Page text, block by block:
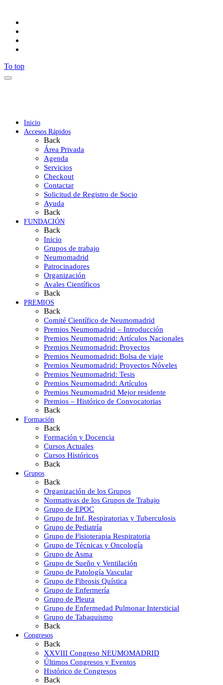
To top
Inicio
Accesos Rápidos
Back
Área Privada
Agenda
Servicios
Checkout
Contactar
Solicitud de Registro de Socio
Ayuda
Back
FUNDACIÓN
Back
Inicio
Grupos de trabajo
Neumomadrid
Patrocinadores
Organización
Avales Científicos
Back
PREMIOS
Back
Comité Científico de Neumomadrid
Premios Neumomadrid – Introducción
Premios Neumomadrid: Artículos Nacionales
Premios Neumomadrid: Proyectos
Premios Neumomadrid: Bolsa de viaje
Premios Neumomadrid: Proyectos Nóveles
Premios Neumomadrid: Tesis
Premios Neumomadrid: Artículos
Premios Neumomadrid Mejor residente
Premios – Histórico de Convocatorias
Back
Formación
Back
Formación y Docencia
Cursos Actuales
Cursos Históricos
Back
Grupos
Back
Organización de los Grupos
Normativas de los Grupos de Trabajo
Grupo de EPOC
Grupo de Inf. Respiratorias y Tuberculosis
Grupo de Pediatría
Grupo de Fisioterapia Respiratoria
Grupo de Técnicas y Oncología
Grupo de Asma
Grupo de Sueño y Ventilación
Grupo de Patología Vascular
Grupo de Fibrosis Quística
Grupo de Enfermería
Grupo de Pleura
Grupo de Enfermedad Pulmonar Intersticial
Grupo de Tabaquismo
Back
Congresos
Back
XXVIII Congreso NEUMOMADRID
Últimos Congresos y Eventos
Histórico de Congresos
Back